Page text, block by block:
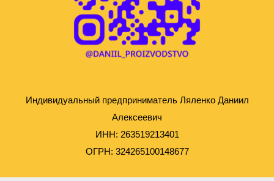
Индивидуальный предприниматель Ляленко Даниил
Алексеевич
ИНН: 263519213401
ОГРН: 324265100148677